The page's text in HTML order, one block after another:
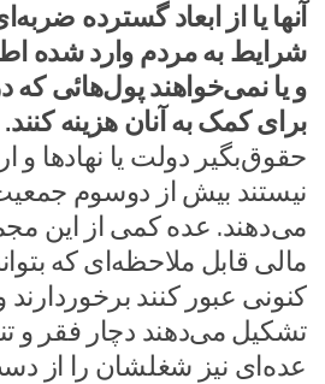
آنها یا از ابعاد گسترده
شرایط به مردم وارد شده
و یا نمی‌خواهند پول‌هائی که در
برای کمک به آنان هزینه کنند.
حقوق‌بگیر دولت یا نهادها و
نیستند بیش از دوسوم
می‌دهند. عده کمی از این
مالی قابل ملاحظه‌ای که
کنونی عبور کنند برخوردارند
تشکیل می‌دهند دچار فقر و
عده‌ای نیز شغلشان را از